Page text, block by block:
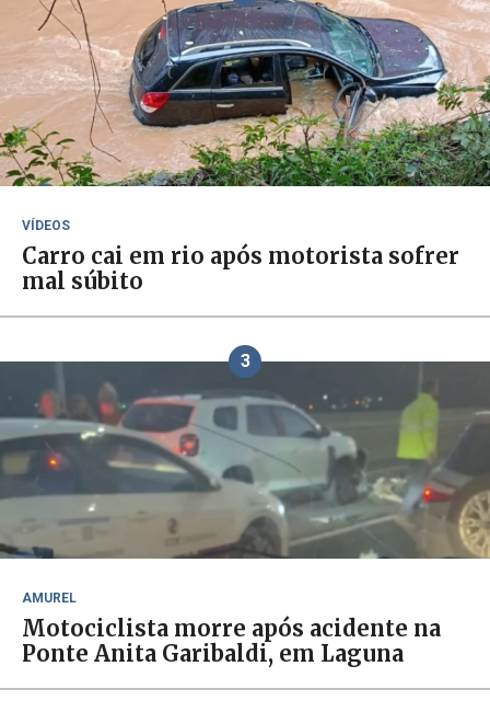
VÍDEOS
Carro cai em rio após motorista sofrer
mal súbito
3
AMUREL
Motociclista morre após acidente na
Ponte Anita Garibaldi, em Laguna